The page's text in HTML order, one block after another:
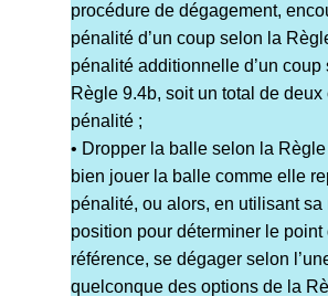
procédure de dégagement,
pénalité d’un coup selon la
pénalité additionnelle d’un coup
Règle 9.4b, soit un total de deux
pénalité ;
• Dropper la balle selon la
bien jouer la balle comme elle
pénalité, ou alors, en utilisant sa
position pour déterminer le point
référence, se dégager selon
quelconque des options de la